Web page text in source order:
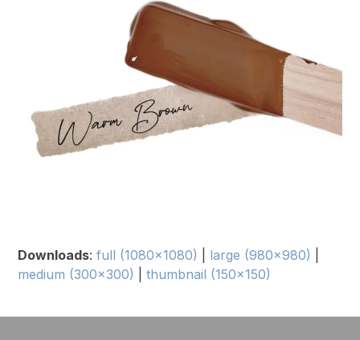
Downloads:full (1080x1080) large (980x980)
medium (300x300)
|thumbnail (150x150)